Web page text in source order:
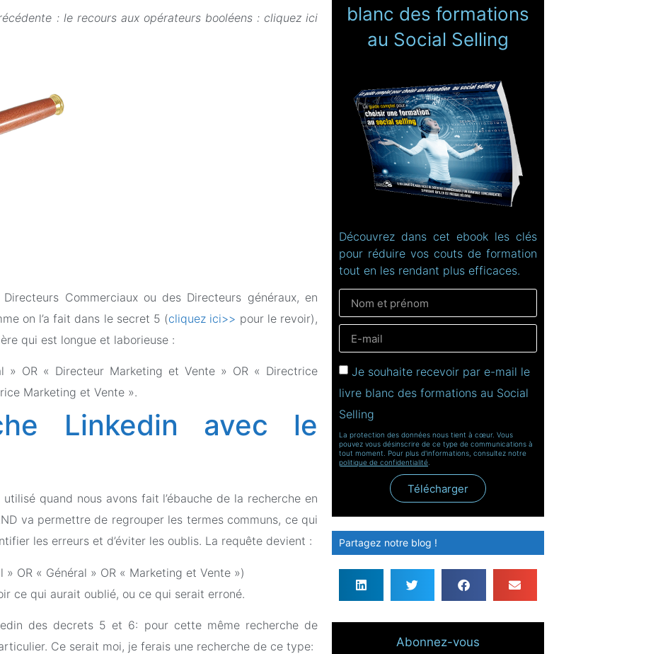
: le recours aux opérateurs booléens : cliquez ici
Commerciaux ou des Directeurs généraux, en
on l’a fait dans le secret 5 (cliquez ici>> pour le revoir),
qui est longue et laborieuse :
» OR « Directeur Marketing et Vente » OR « Directrice
Marketing et Vente ».
Linkedin avec le
quand nous avons fait l’ébauche de la recherche en
va permettre de regrouper les termes communs, ce qui
les erreurs et d’éviter les oublis. La requête devient :
OR « Général » OR « Marketing et Vente »)
ce qui aurait oublié, ou ce qui serait erroné.
des decrets 5 et 6: pour cette même recherche de
Ce serait moi, je ferais une recherche de ce type:
blanc des formations
au Social Selling
Découvrez dans cet ebook les clés
pour réduire vos couts de formation
tout en les rendant plus efficaces.
Je souhaite recevoir par e-mail le
livre blanc des formations au Social
Selling
La protection des données nous tient à cœur. Vous
pouvez vous désinscrire de ce type de communications à
tout moment. Pour plus d'informations, consultez notre
politique de confidentialité
Télécharger
Partagez notre blog !
Abonnez-vous